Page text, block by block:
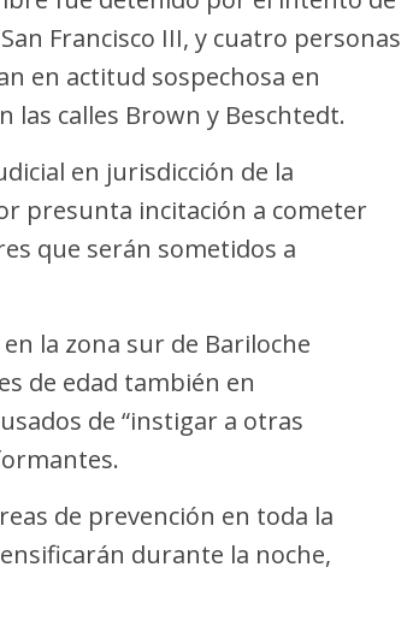
Francisco III, y cuatro personas
en actitud sospechosa en
las calles Brown y Beschtedt.
en jurisdicción de la
presunta incitación a cometer
que serán sometidos a
la zona sur de Bariloche
de edad también en
de “instigar a otras
de prevención en toda la
durante la noche,